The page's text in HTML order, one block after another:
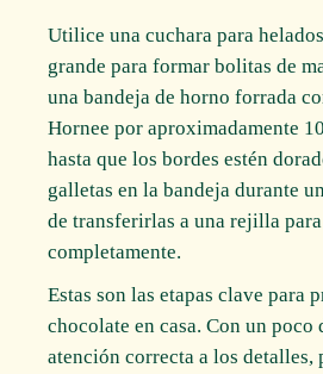
Utilice una cuchara para
grande para formar bolitas de
una bandeja de horno forrada
Hornee por aproximadamente
hasta que los bordes estén
galletas en la bandeja durante
de transferirlas a una rejilla
completamente.
Estas son las etapas clave para
chocolate en casa. Con un poco
atención correcta a los detalles,